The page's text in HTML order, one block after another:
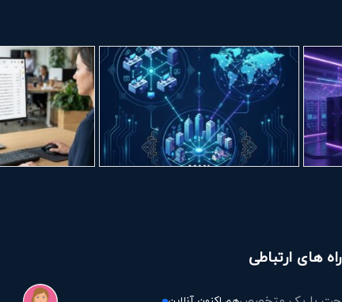
راه های ارتباطی